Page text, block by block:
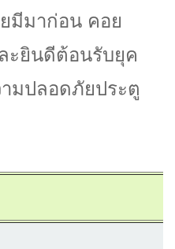
มีมาก่อน คอย
ะยินดีต้อนรับยุค
มปลอดภัยประตู